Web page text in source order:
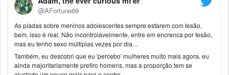
@AFortune69
As piadas sobre meninos adolescentes sempre estarem com tesão,
bem, isso é real. Não incontrolavelmente, entre em encrenca por tesão,
mas eu tenho sexo múltiplas vezes por dia...
Também, eu descobri que eu 'percebo' mulheres muito mais agora, eu
ainda majoritariamente prefiro homens, mas a proporção tem se